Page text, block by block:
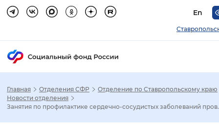
En
Настройка режима отображения
Главная Отделения СФР
Отделение по Ставропольскому краю
Новости отделения
Занятия по профилактике сердечно-сосудистых заболеваний